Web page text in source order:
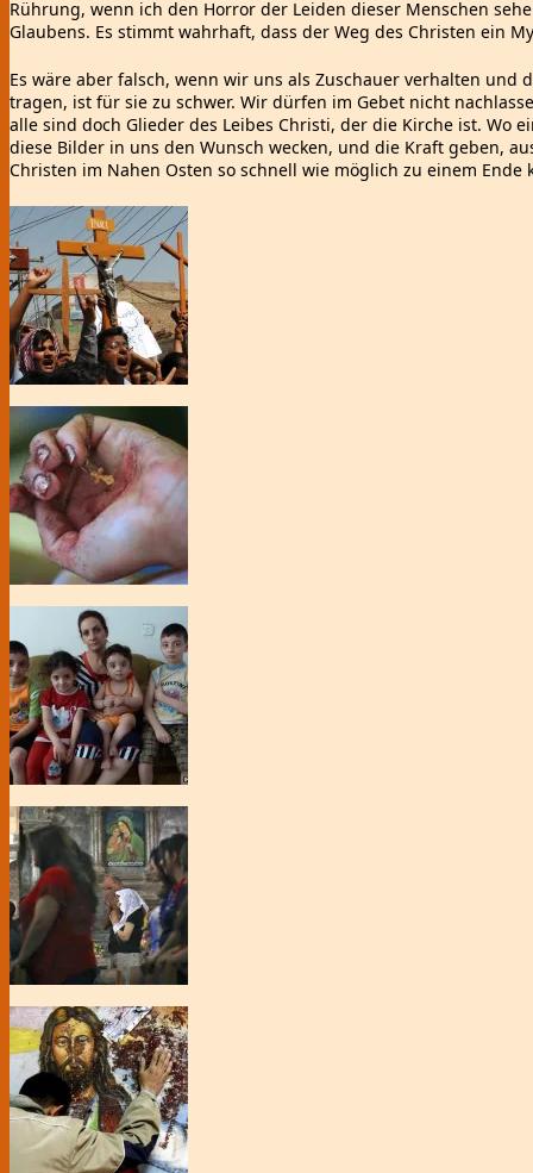
Rührung, wenn ich den Horror der Leiden dieser Menschen
Glaubens. Es stimmt wahrhaft, dass der Weg des Christen ein
Es wäre aber falsch, wenn wir uns als Zuschauer verhalten und
tragen, ist für sie zu schwer. Wir dürfen im Gebet nicht
alle sind doch Glieder des Leibes Christi, der die Kirche ist. Wo
diese Bilder in uns den Wunsch wecken, und die Kraft geben,
Christen im Nahen Osten so schnell wie möglich zu einem Ende